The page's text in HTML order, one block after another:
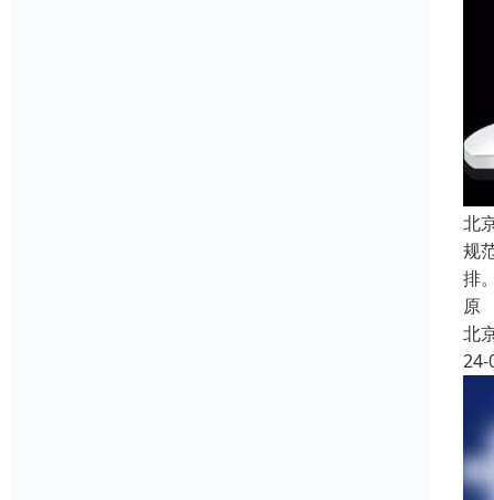
北
规
排
原
北
24-